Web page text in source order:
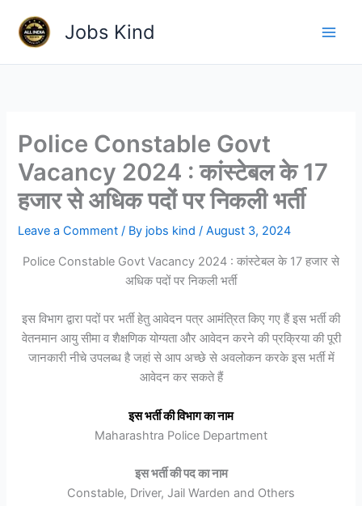
content
Jobs Kind
Police Constable Govt
Vacancy 2024 : कांस्टेबल के 17
हजार से अधिक पदों पर निकली भर्ती
Leave a Comment / By jobs kind/August 3, 2024
Police Constable Govt Vacancy 2024 : कांस्टेबल के 17 हजार से
अधिक पदों पर निकली भर्ती
इस विभाग द्वारा पदों पर भर्ती हेतु आवेदन पत्र आमंत्रित किए गए हैं इस भर्ती की
वेतनमान आयु सीमा व शैक्षणिक योग्यता और आवेदन करने की प्रक्रिया की पूरी
जानकारी नीचे उपलब्ध है जहां से आप अच्छे से अवलोकन करके इस भर्ती में
आवेदन कर सकते हैं
इस भर्ती की विभाग का नाम
Maharashtra Police Department
इस भर्ती की पद का नाम
Constable, Driver, Jail Warden and Others